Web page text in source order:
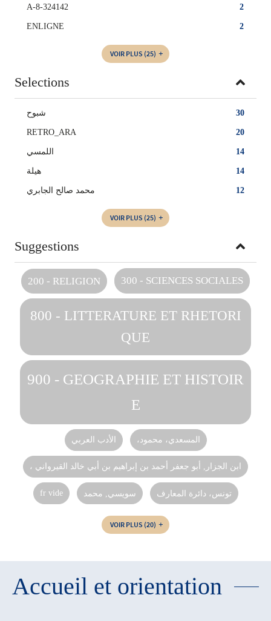
2
A-8-324142
2
ENLIGNE
VOIR PLUS (25)
Selections
30 شبوح
20
RETRO_ARA
14 اللمسي
14 هيلة
12 محمد صالح الجابري
VOIR PLUS (25)
Suggestions
200 - RELIGION 300 - SCIENCES SOCIALES
800 - LITTERATURE ET RHETORI
QUE
900 - GEOGRAPHIE ET HISTOIR
E
الأدب العربي ،المسعدي، محمود
، ابن الجزار, أبو جعفر أحمد بن إبراهيم بن أبي خالد القيرواني
fr vide سويسي, محمد تونس، دائرة المعارف
VOIR PLUS (20)
Accueil et orientation